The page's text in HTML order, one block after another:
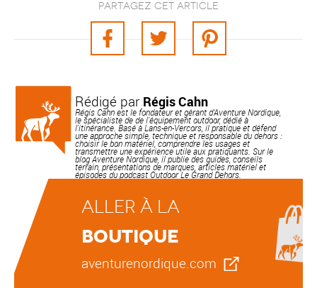
Partagez cet article
Rédigé par Régis Cahn
Régis Cahn est le fondateur et gérant d’Aventure Nordique,
le spécialiste de de l'équipement outdoor, dédié à
l'itinérance. Basé à Lans-en-Vercors, il pratique et défend
une approche simple, technique et responsable du dehors :
choisir le bon matériel, comprendre les usages et
transmettre une expérience utile aux pratiquants. Sur le
blog Aventure Nordique, il publie des guides, conseils
terrain, présentations de marques, articles matériel et
épisodes du podcast Outdoor Le Grand Dehors.
Aller à la
boutique
aventurenordique.com